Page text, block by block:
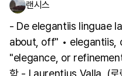
랜시스
- De elegantiis linguae
about, off" • elegantiis,
"elegance, or
학 - Laurentius Valla, (로